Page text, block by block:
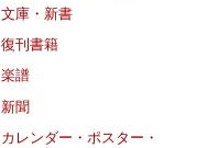
文庫・新書
復刊書籍
楽譜
新聞
カレンダー・ポスター・